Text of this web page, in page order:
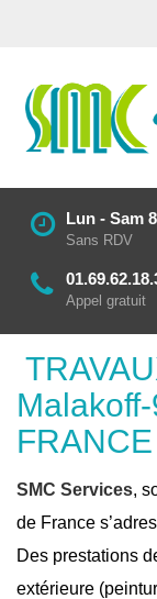
Lun - Sam
Sans RDV
Appel gratuit
FRANCE
SMC Services,
de France
Des prestations
extérieure